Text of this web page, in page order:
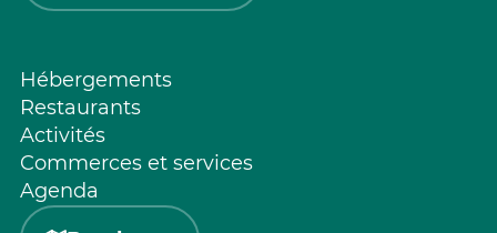
Hébergements
Restaurants
Activités
Commerces et services
Agenda